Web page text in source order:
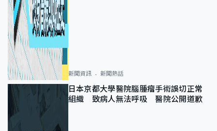
新聞資訊 新聞熱話
日本京都大學醫院腦腫瘤手術誤切正常
組織 致病人無法呼吸 醫院公開道歉